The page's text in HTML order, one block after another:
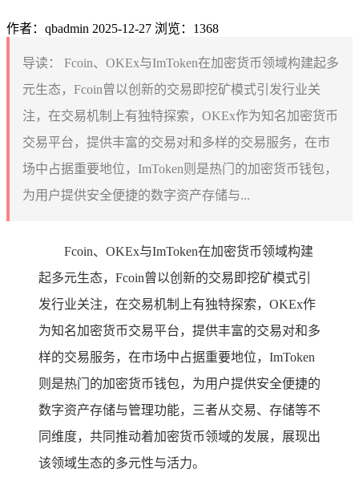
作者：qbadmin 2025-12-27 浏览：1368
导读：
Fcoin、OKEx与ImToken在加密货币领域构建起多
元生态，Fcoin曾以创新的交易即挖矿模式引发行业关
注，在交易机制上有独特探索，OKEx作为知名加密货币
交易平台，提供丰富的交易对和多样的交易服务，在市
场中占据重要地位，ImToken则是热门的加密货币钱包，
为用户提供安全便捷的数字资产存储与...
Fcoin、OKEx与ImToken在加密货币领域构建
起多元生态，Fcoin曾以创新的交易即挖矿模式引
发行业关注，在交易机制上有独特探索，OKEx作
为知名加密货币交易平台，提供丰富的交易对和多
样的交易服务，在市场中占据重要地位，ImToken
则是热门的加密货币钱包，为用户提供安全便捷的
数字资产存储与管理功能，三者从交易、存储等不
同维度，共同推动着加密货币领域的发展，展现出
该领域生态的多元性与活力。